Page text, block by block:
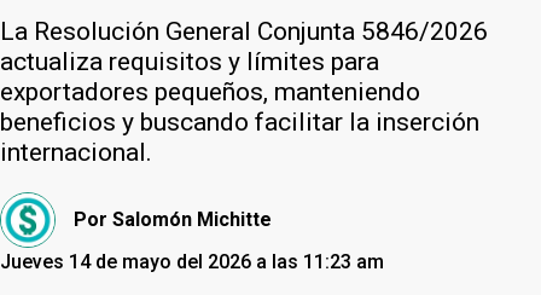
La Resolución General Conjunta 5846/2026
actualiza requisitos y límites para
exportadores pequeños, manteniendo
beneficios y buscando facilitar la inserción
internacional.
Por Salomón Michitte
Jueves 14 de mayo del 2026 a las 11:23 am